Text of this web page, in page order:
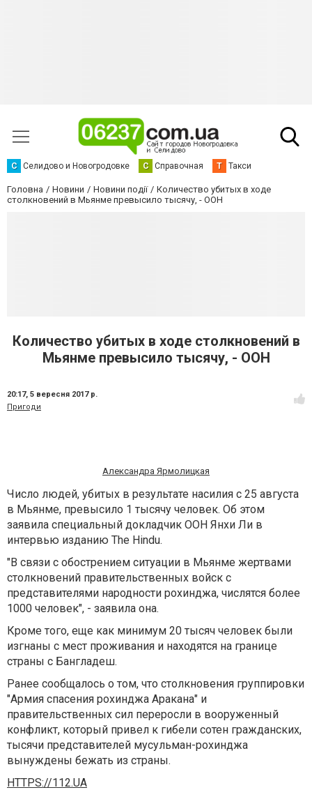
С Селидово и Новогродовке С Справочная Т Такси
Головна Новини Новини події
Количество убитых в ходе
столкновений в Мьянме превысило тысячу, - ООН
Количество убитых в ходе столкновений в
Мьянме превысило тысячу, - ООН
20:17, 5 вересня 2017 р.
Пригоди
Александра Ярмолицкая
Число людей, убитых в результате насилия с 25 августа
в Мьянме, превысило 1 тысячу человек. Об этом
заявила специальный докладчик ООН Янхи Ли в
интервью изданию The Hindu.
"В связи с обострением ситуации в Мьянме жертвами
столкновений правительственных войск с
представителями народности рохинджа, числятся более
1000 человек", - заявила она.
Кроме того, еще как минимум 20 тысяч человек были
изгнаны с мест проживания и находятся на границе
страны с Бангладеш.
Ранее сообщалось о том, что столкновения группировки
"Армия спасения рохинджа Аракана" и
правительственных сил переросли в вооруженный
конфликт, который привел к гибели сотен гражданских,
тысячи представителей мусульман-рохинджа
вынуждены бежать из страны.
HTTPS://112.UA